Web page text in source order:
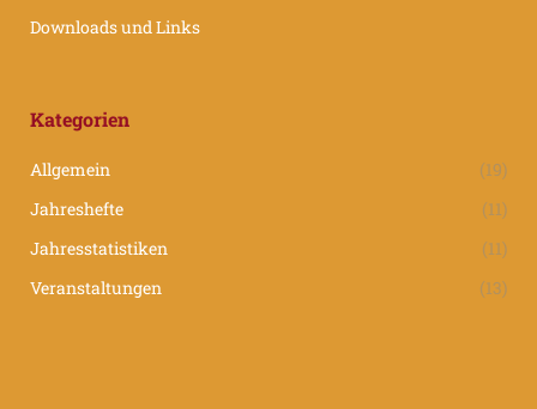
Downloads und Links
Kategorien
Allgemein
(19)
Jahreshefte
(11)
Jahresstatistiken
(11)
Veranstaltungen
(13)